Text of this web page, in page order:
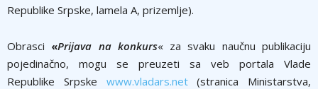
Republike Srpske, lamela A, prizemlje).
Obrasci «Prijava na konkurs« za svaku naučnu publikaciju
pojedinačno, mogu se preuzeti sa veb portala Vlade
Republike Srpske www.vladars.net(stranica Ministarstva,